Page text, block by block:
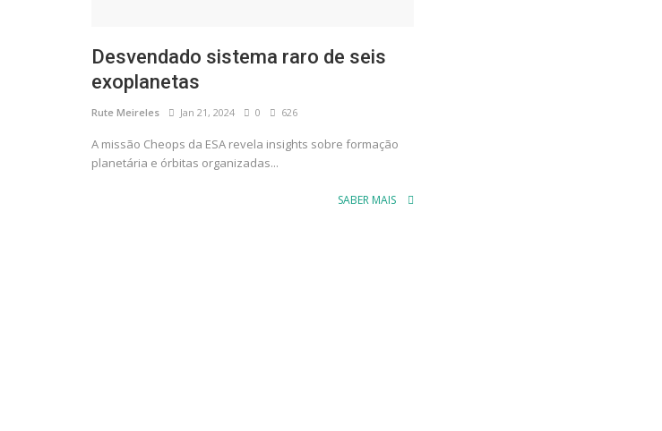
Desvendado sistema raro de seis
exoplanetas
Rute Meireles Jan 21, 2024 0 626
A missão Cheops da ESA revela insights sobre formação
planetária e órbitas organizadas...
SABER MAIS